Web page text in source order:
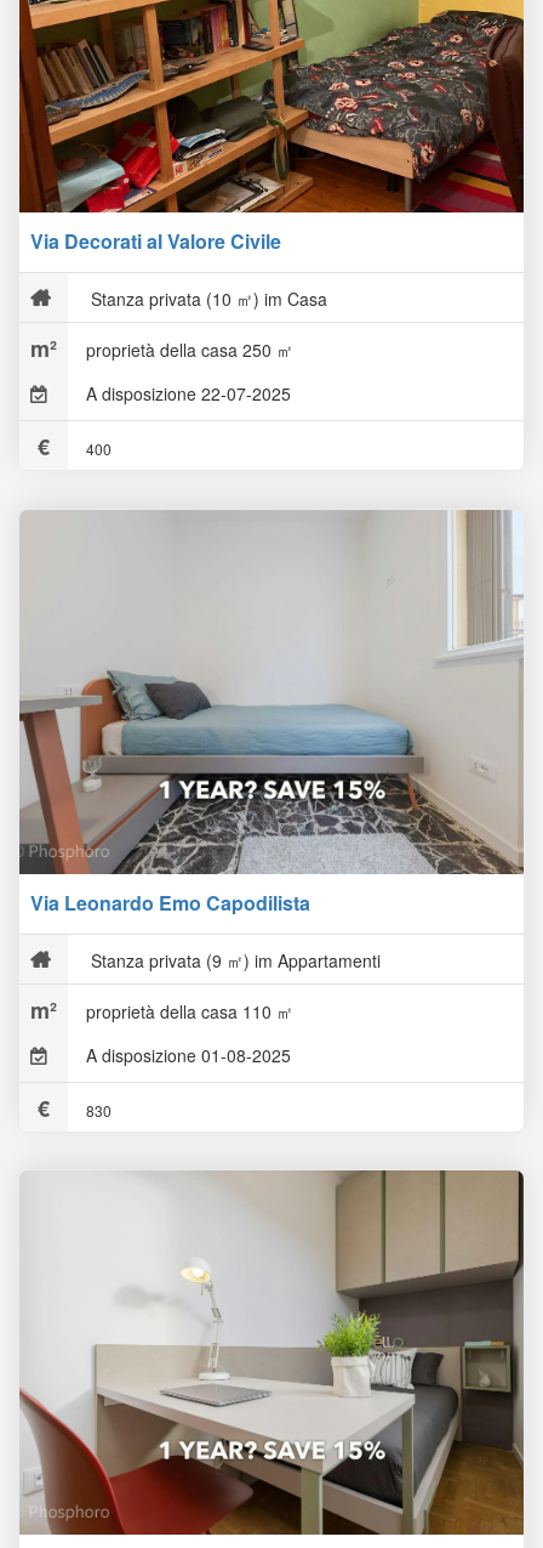
Via Decorati al Valore Civile
Stanza privata (10 ㎡) im Casa
proprietà della casa 250 ㎡
A disposizione 22-07-2025
400
Via Leonardo Emo Capodilista
Stanza privata (9 ㎡) im Appartamenti
proprietà della casa 110 ㎡
A disposizione 01-08-2025
830